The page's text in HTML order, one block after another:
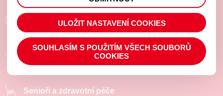
Poradíme a pomůžeme
Chráněné pracoviště
Senioři a zdravotní péče
prohlížené zboží apod.
ULOŽIT NASTAVENÍ COOKIES
SOUHLASÍM S POUŽITÍM VŠECH SOUBORŮ
COOKIES